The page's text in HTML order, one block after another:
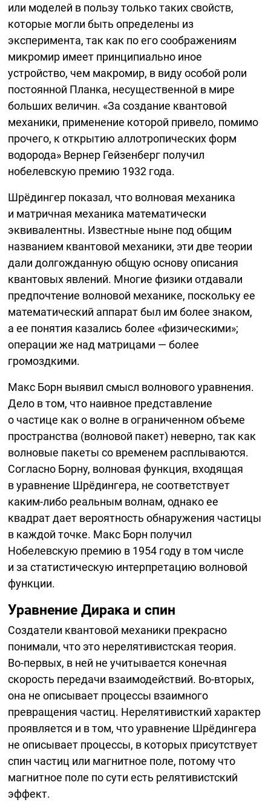
или моделей в пользу только таких свойств,
которые могли быть определены из
эксперимента, так как по его соображениям
микромир имеет принципиально иное
устройство, чем макромир, в виду особой роли
постоянной Планка, несущественной в мире
больших величин. «За создание квантовой
механики, применение которой привело, помимо
прочего, к открытию аллотропических форм
водорода» Вернер Гейзенберг получил
нобелевскую премию 1932 года.
Шрёдингер показал, что волновая механика
и матричная механика математически
эквивалентны. Известные ныне под общим
названием квантовой механики, эти две теории
дали долгожданную общую основу описания
квантовых явлений. Многие физики отдавали
предпочтение волновой механике, поскольку ее
математический аппарат был им более знаком,
а ее понятия казались более «физическими»;
операции же над матрицами — более
громоздкими.
Макс Борн выявил смысл волнового уравнения.
Дело в том, что наивное представление
о частице как о волне в ограниченном объеме
пространства (волновой пакет) неверно, так как
волновые пакеты со временем расплываются.
Согласно Борну, волновая функция, входящая
в уравнение Шрёдингера, не соответствует
каким-либо реальным волнам, однако ее
квадрат дает вероятность обнаружения частицы
в каждой точке. Макс Борн получил
Нобелевскую премию в 1954 году в том числе
и за статистическую интерпретацию волновой
функции.
Уравнение Дирака и спин
Создатели квантовой механики прекрасно
понимали, что это нерелятивистская теория.
Во-первых, в ней не учитывается конечная
скорость передачи взаимодействий. Во-вторых,
она не описывает процессы взаимного
превращения частиц. Нерелятивисткий характер
проявляется и в том, что уравнение Шрёдингера
не описывает процессы, в которых присутствует
спин частиц или магнитное поле, потому что
магнитное поле по сути есть релятивистский
эффект.